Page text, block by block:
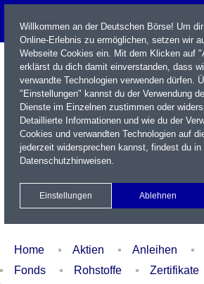
Name / WKN / ISIN / Kürzel
Xetra Realtime
Watchlist Portfolio
Home Aktien Anleihen
Fonds
Rohstoffe Zertifikate
Willkommen an der Deutschen Börse! Um
Online-Erlebnis zu ermöglichen, setzen wir
Webseite Cookies ein. Mit dem Klicken auf
erklärst du dich damit einverstanden, dass
verwandte Technologien verwenden dürfen.
"Einstellungen" kannst du der Verwendung
Dienste im Einzelnen zustimmen oder
Detaillierte Informationen und wie du der
Cookies und verwandten Technologien auf
jederzeit widersprechen kannst, findest du in
Datenschutzhinweisen.
Einstellungen Ablehnen